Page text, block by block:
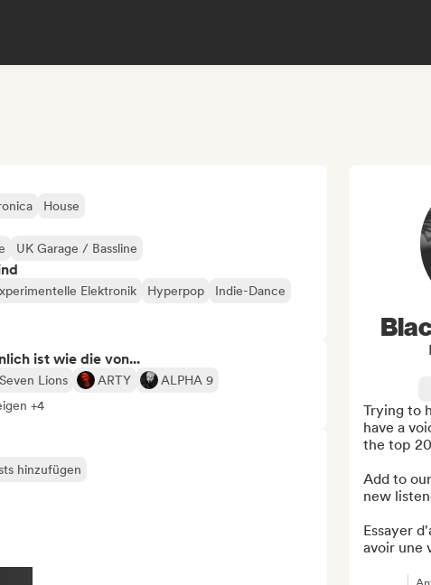
House
UK Garage / Bassline
Elektronik Hyperpop
Indie-Dance
ist wie die von...
Seven Lions ARTY
ALPHA 9
+4
hinzufügen
Trying to
have a
the top
Add to
new
Essayer
avoir une